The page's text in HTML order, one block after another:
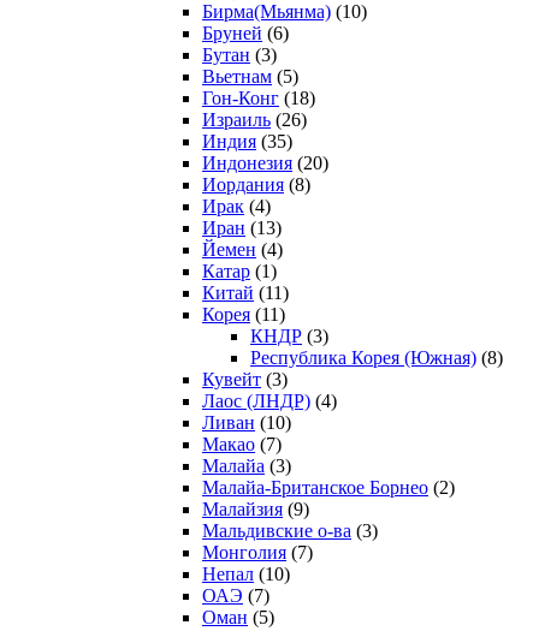
Бирма(Мьянма) (10)
Бруней (6)
Бутан (3)
Вьетнам (5)
Гон-Конг (18)
Израиль (26)
Индия (35)
Индонезия (20)
Иордания (8)
Ирак (4)
Иран (13)
Йемен (4)
Катар (1)
Китай (11)
Корея (11)
КНДР (3)
Республика Корея (Южная) (8)
Кувейт (3)
Лаос (ЛНДР) (4)
Ливан (10)
Макао (7)
Малайа (3)
Малайа-Британское Борнео (2)
Малайзия (9)
Мальдивские о-ва (3)
Монголия (7)
Непал (10)
ОАЭ (7)
Оман (5)